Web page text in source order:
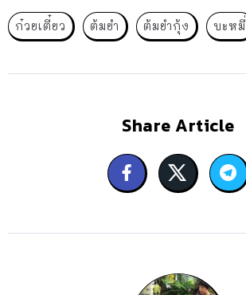
ก๋วยเตี๋ยว ต้มยำ ต้มยำกุ้ง บะหมี่
Share Article